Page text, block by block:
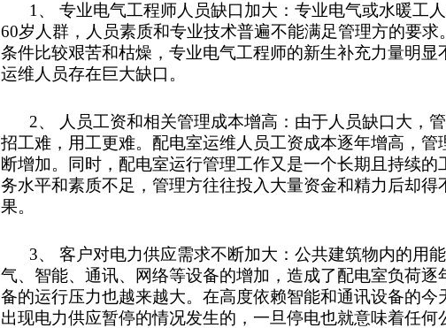
1 、 专业电气工程师人员缺口加大：专业电气或水暖工
60岁人群，人员素质和专业技术普遍不能满足管理方的要求
条件比较艰苦和枯燥，专业电气工程师的新生补充力量明显
运维人员存在巨大缺口。
2、 人员工资和相关管理成本增高：由于人员缺口大，
招工难，用工更难。配电室运维人员工资成本逐年增高，管
断增加。同时，配电室运行管理工作又是一个长期且持续的
务水平和素质不足，管理方往往投入大量资金和精力后却得
果。
3、 客户对电力供应需求不断加大：公共建筑物内的用
气、智能、通讯、网络等设备的增加，造成了配电室负荷逐
备的运行压力也越来越大。在高度依赖智能和通讯设备的今
出现电力供应暂停的情况发生的，一旦停电也就意味着任何